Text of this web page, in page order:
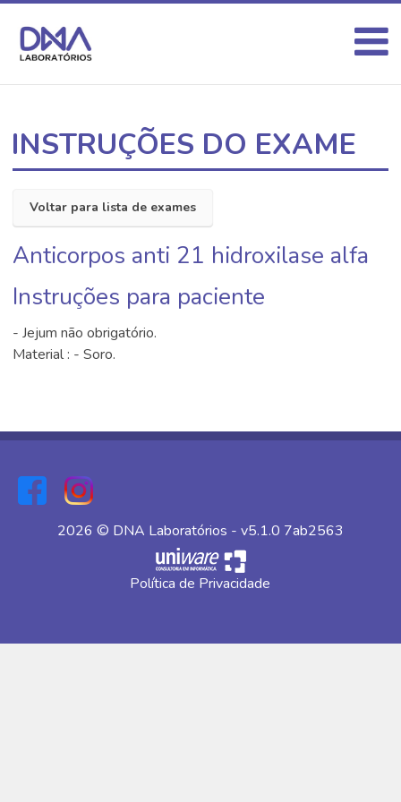
INSTRUÇÕES DO EXAME
Voltar para lista de exames
Anticorpos anti 21 hidroxilase alfa
Instruções para paciente
- Jejum não obrigatório.
Material : - Soro.
2026 © DNA Laboratórios - v5.1.0 7ab2563
Política de Privacidade